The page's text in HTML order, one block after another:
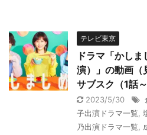
テレビ東京
ドラマ「かし
演）」の動画（
サブスク（1話
2023/5/30
子出演ドラマ一覧
乃出演ドラマ一覧